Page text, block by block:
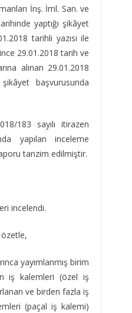
İnş. İml. San. ve
yaptığı şikâyet
tarihli yazısı ile
29.01.2018 tarih ve
alınan 29.01.2018
başvurusunda
183 sayılı itirazen
yapılan inceleme
tanzim edilmiştir.
incelendi.
yayımlanmış birim
iş kalemleri (özel iş
ve birden fazla iş
(paçal iş kalemi)